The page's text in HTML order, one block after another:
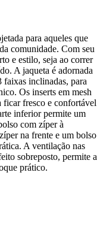
para aqueles que
comunidade. Com seu
e estilo, seja ao correr
A jaqueta é adornada
inclinadas, para
Os inserts em mesh
ficar fresco e confortável
inferior permite um
com zíper à
na frente e um bolso
A ventilação nas
sobreposto, permite a
prático.